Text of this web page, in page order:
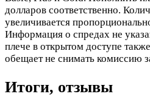
долларов соответственно.
увеличивается
Информация о спредах не
плече в открытом доступе
обещает не снимать комиссию
Итоги, отзывы